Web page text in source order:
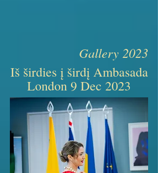
Gallery 2023
Iš širdies į širdį Ambasada
London 9 Dec 2023